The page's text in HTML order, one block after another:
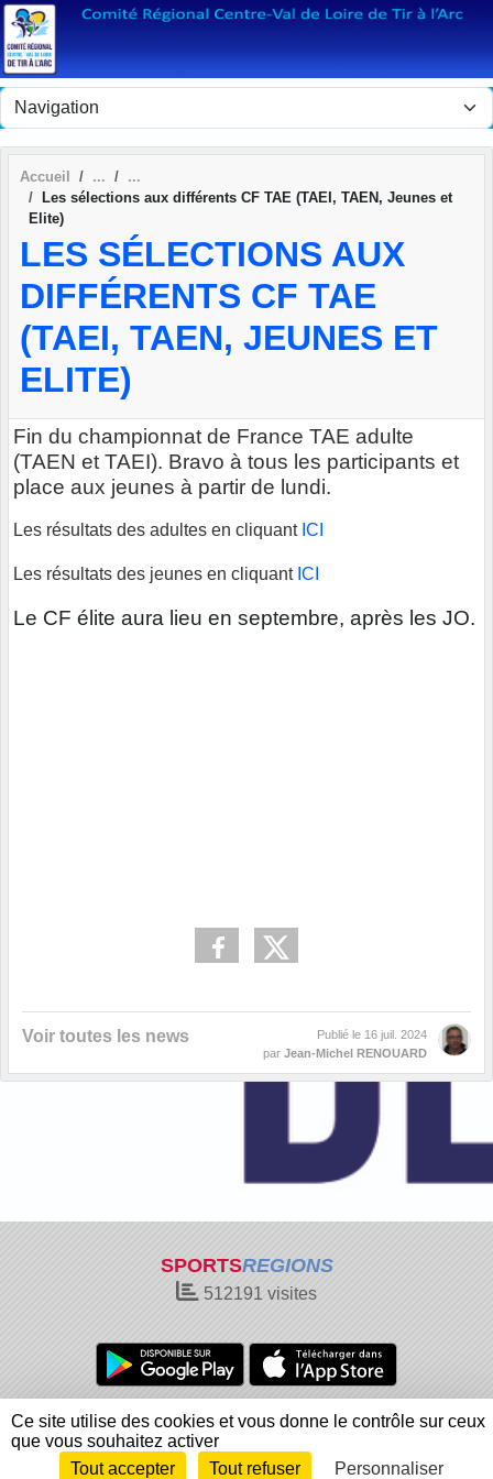
Accueil
Les sélections aux différents CF TAE (TAEI, TAEN, Jeunes et
Elite)
LES SÉLECTIONS AUX
DIFFÉRENTS CF TAE
(TAEI, TAEN, JEUNES ET
ELITE)
Fin du championnat de France TAE adulte
(TAEN et TAEI). Bravo à tous les participants et
place aux jeunes à partir de lundi.
Les résultats des adultes en cliquant ICI
Les résultats des jeunes en cliquant ICI
Le CF élite aura lieu en septembre, après les JO.
Voir toutes les news Publié le 16 juil. 2024
par Jean-Michel RENOUARD
SPORTSREGIONS
512191 visites
Charte cookies
Gestion des cookies
Informations légales
Signaler un contenu inapproprié
Envie de participer ?
Connexion
Panneau de gestion des cookies
Ce site utilise des cookies et vous donne le contrôle sur ceux
que vous souhaitez activer
Tout accepter
Tout refuser Personnaliser